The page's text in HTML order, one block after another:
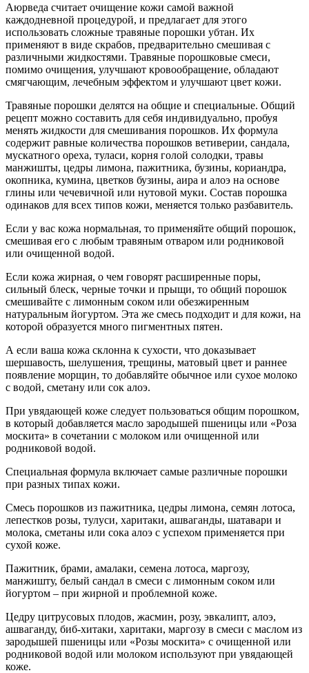
Аюрведа считает очищение кожи самой важной
каждодневной процедурой, и предлагает для этого
использовать сложные травяные порошки убтан. Их
применяют в виде скрабов, предварительно смешивая с
различными жидкостями. Травяные порошковые смеси,
помимо очищения, улучшают кровообращение, обладают
смягчающим, лечебным эффектом и улучшают цвет кожи.
Травяные порошки делятся на общие и специальные. Общий
рецепт можно составить для себя индивидуально, пробуя
менять жидкости для смешивания порошков. Их формула
содержит равные количества порошков ветиверии, сандала,
мускатного ореха, туласи, корня голой солодки, травы
манжишты, цедры лимона, пажитника, бузины, кориандра,
окопника, кумина, цветков бузины, аира и алоэ на основе
глины или чечевичной или нутовой муки. Состав порошка
одинаков для всех типов кожи, меняется только разбавитель.
Если у вас кожа нормальная, то применяйте общий порошок,
смешивая его с любым травяным отваром или родниковой
или очищенной водой.
Если кожа жирная, о чем говорят расширенные поры,
сильный блеск, черные точки и прыщи, то общий порошок
смешивайте с лимонным соком или обезжиренным
натуральным йогуртом. Эта же смесь подходит и для кожи, на
которой образуется много пигментных пятен.
А если ваша кожа склонна к сухости, что доказывает
шершавость, шелушения, трещины, матовый цвет и раннее
появление морщин, то добавляйте обычное или сухое молоко
с водой, сметану или сок алоэ.
При увядающей коже следует пользоваться общим порошком,
в который добавляется масло зародышей пшеницы или «Роза
москита» в сочетании с молоком или очищенной или
родниковой водой.
Специальная формула включает самые различные порошки
при разных типах кожи.
Смесь порошков из пажитника, цедры лимона, семян лотоса,
лепестков розы, тулуси, харитаки, ашваганды, шатавари и
молока, сметаны или сока алоэ с успехом применяется при
сухой коже.
Пажитник, брами, амалаки, семена лотоса, маргозу,
манжишту, белый сандал в смеси с лимонным соком или
йогуртом – при жирной и проблемной коже.
Цедру цитрусовых плодов, жасмин, розу, эвкалипт, алоэ,
ашваганду, биб-хитаки, харитаки, маргозу в смеси с маслом из
зародышей пшеницы или «Розы москита» с очищенной или
родниковой водой или молоком используют при увядающей
коже.